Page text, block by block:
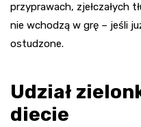
przyprawach, zjełczałych
nie wchodzą w grę – jeśli
ostudzone.
Udział
diecie